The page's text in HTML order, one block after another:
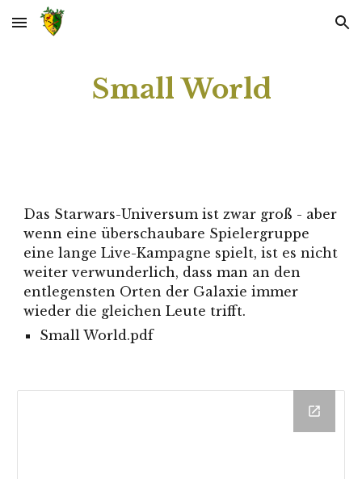
Skip to main content Skip to navigation
Small World
Das Starwars-Universum ist zwar groß - aber
wenn eine überschaubare Spielergruppe
eine lange Live-Kampagne spielt, ist es nicht
weiter verwunderlich, dass man an den
entlegensten Orten der Galaxie immer
wieder die gleichen Leute trifft.
Small World.pdf